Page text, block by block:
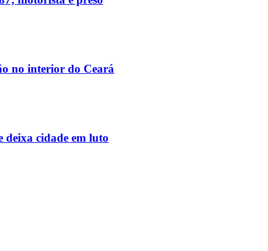
no interior do Ceará
deixa cidade em luto